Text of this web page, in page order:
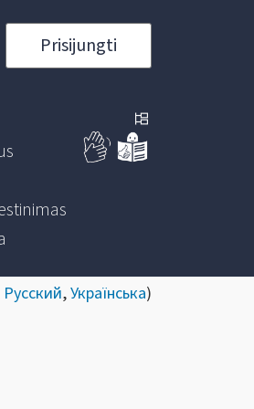
Prisijungti
Русский,Українська)